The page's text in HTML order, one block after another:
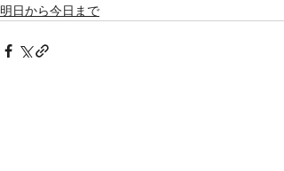
明日から今日まで